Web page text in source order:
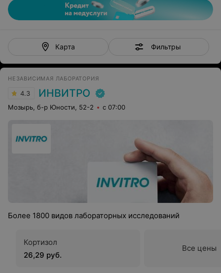
Карта Фильтры
НЕЗАВИСИМАЯ ЛАБОРАТОРИЯ
4.3 ИНВИТРО
Мозырь, б-р Юности, 52-2 с 07:00
Более 1800 видов лабораторных исследований
Кортизол
26,29 руб.
Все цены